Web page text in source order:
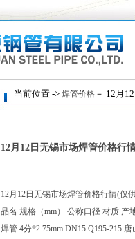
当前位置 -> 焊管价格 － 12月
12月12日无锡市场焊管价格行
12月12日无锡市场焊管价格行情(仅
品名 规格（mm） 公称口径 材质 产
焊管 4分*2.75mm DN15 Q195-215